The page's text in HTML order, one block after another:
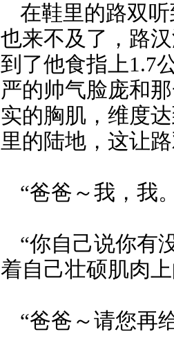
在鞋里的路双
也来不及了，路
到了他食指上1.7
严的帅气脸庞和
实的胸肌，维度
里的陆地，这让
“爸爸～我，我
“你自己说你有
着自己壮硕肌肉
“爸爸～请您再